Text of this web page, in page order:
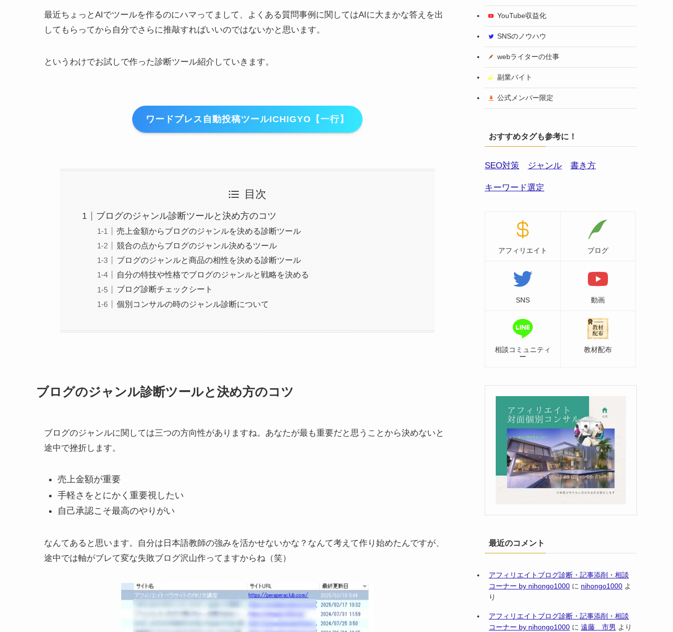
最近ちょっとAIでツールを作るのにハマってまして、よくある質問事例に関してはAIに大まかな答えを出
してもらってから自分でさらに推敲すればいいのではないかと思います。
というわけでお試しで作った診断ツール紹介していきます。
ワードプレス自動投稿ツールICHIGYO【一行】
目次
ブログのジャンル診断ツールと決め方のコツ
売上金額からブログのジャンルを決める診断ツール
競合の点からブログのジャンル決めるツール
ブログのジャンルと商品の相性を決める診断ツール
自分の特技や性格でブログのジャンルと戦略を決める
ブログ診断チェックシート
個別コンサルの時のジャンル診断について
ブログのジャンル診断ツールと決め方のコツ
ブログのジャンルに関しては三つの方向性がありますね。あなたが最も重要だと思うことから決めないと
途中で挫折します。
売上金額が重要
手軽さをとにかく重要視したい
自己承認こそ最高のやりがい
なんてあると思います。自分は日本語教師の強みを活かせないかな？なんて考えて作り始めたんですが、
途中では軸がブレて変な失敗ブログ沢山作ってますからね（笑）
YouTube収益化
SNSのノウハウ
webライターの仕事
副業バイト
公式メンバー限定
おすすめタグも参考に！
SEO対策 ジャンル 書き方
キーワード選定
アフィリエイト ブログ
SNS 動画
相談コミュニティ
ー
教材配布
最近のコメント
アフィリエイトブログ診断・記事添削・相談
コーナー by nihongo1000 に nihongo1000 よ
り
アフィリエイトブログ診断・記事添削・相談
コーナー by nihongo1000 に 遠藤 市男 より